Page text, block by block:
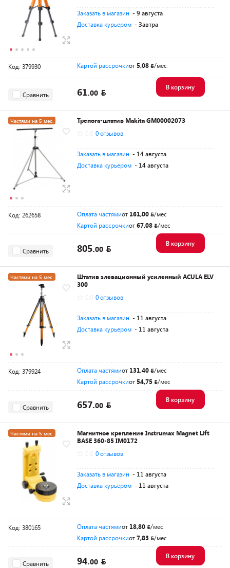
Заказать в магазин - 9 августа
Доставка курьером - Завтра
Код: 379930 Картой рассрочкиот 5,08 /мес
Сравнить 61.00
В корзину
Частями на 5 мес.
Разумная цена
Тренога-штатив Makita GM00002073
0 отзывов
Заказать в магазин - 14 августа
Доставка курьером - 14 августа
Код: 262658 Оплата частямиот 161,00
/мес
Картой рассрочкиот67,08 /мес
Сравнить 805.00
В корзину
Частями на 5 мес.
Разумная цена
Штатив элевационный усиленный ACULA ELV
300
0 отзывов
Заказать в магазин - 11 августа
Доставка курьером - 11 августа
Код: 379924 Оплата частямиот 131,40
/мес
Картой рассрочкиот 54,75 /мес
Сравнить 657.00
В корзину
Частями на 5 мес.
Разумная цена
Магнитное крепление Instrumax Magnet Lift
BASE 360-85 IM0172
0 отзывов
Заказать в магазин - 11 августа
Доставка курьером - 11 августа
Код: 380165 Оплата частямиот 18,80
/мес
Картой рассрочкиот7,83 /мес
Сравнить 94.00
В корзину